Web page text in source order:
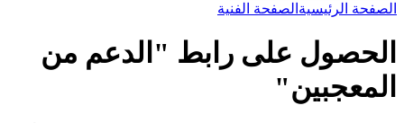
الصفحة الرئيسية الصفحة الفنية
الحصول على رابط "الدعم من
المعجبين"